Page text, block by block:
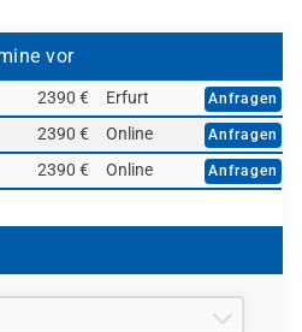
vor
2390 € Erfurt Anfragen
2390 € Online Anfragen
2390 € Online Anfragen